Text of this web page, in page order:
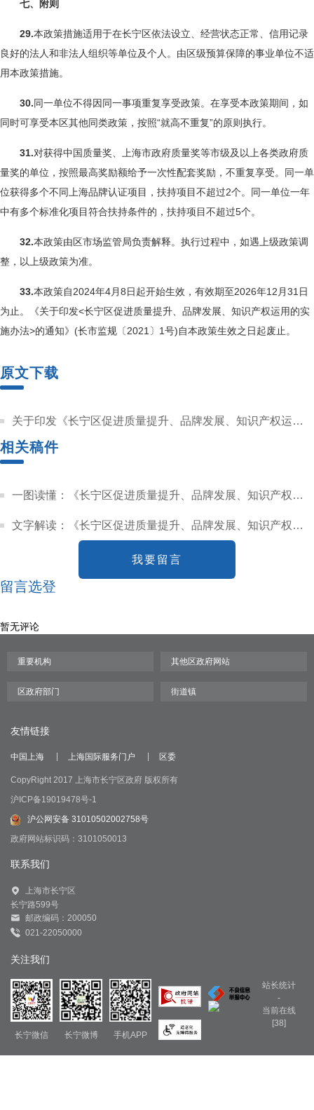
七、附则
29.本政策措施适用于在长宁区依法设立、经营状态正常、信用记录
良好的法人和非法人组织等单位及个人。由区级预算保障的事业单位不适
用本政策措施。
30.同一单位不得因同一事项重复享受政策。在享受本政策期间，如
同时可享受本区其他同类政策，按照“就高不重复”的原则执行。
31.对获得中国质量奖、上海市政府质量奖等市级及以上各类政府质
量奖的单位，按照最高奖励额给予一次性配套奖励，不重复享受。同一单
位获得多个不同上海品牌认证项目，扶持项目不超过2个。同一单位一年
中有多个标准化项目符合扶持条件的，扶持项目不超过5个。
32.本政策由区市场监管局负责解释。执行过程中，如遇上级政策调
整，以上级政策为准。
33.本政策自2024年4月8日起开始生效，有效期至2026年12月31日
为止。《关于印发<长宁区促进质量提升、品牌发展、知识产权运用的实
施办法>的通知》(长市监规〔2021〕1号)自本政策生效之日起废止。
原文下载
关于印发《长宁区促进质量提升、品牌发展、知识产权运用的若干政策措施》的通知.pdf
相关稿件
一图读懂：《长宁区促进质量提升、品牌发展、知识产权运用的若干政策措施》
文字解读：《长宁区促进质量提升、品牌发展、知识产权运用的若干政策措施》
我要留言
留言选登
暂无评论
友情链接
中国上海 上海国际服务门户 区委
CopyRight 2017 上海市长宁区政府 版权所有
沪ICP备19019478号-1
沪公网安备 31010502002758号
政府网站标识码：3101050013
联系我们
上海市长宁区
长宁路599号
邮政编码：200050
021-22050000
关注我们
长宁微信 长宁微博 手机APP
站长统计
-
当前在线
[38]